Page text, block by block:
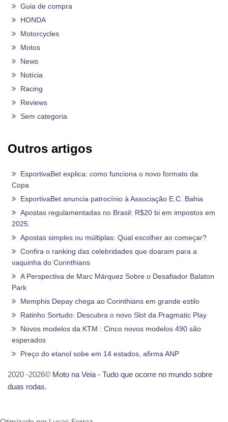
Guia de compra
HONDA
Motorcycles
Motos
News
Notícia
Racing
Reviews
Sem categoria
Outros artigos
EsportivaBet explica: como funciona o novo formato da
Copa
EsportivaBet anuncia patrocínio à Associação E.C. Bahia
Apostas regulamentadas no Brasil: R$20 bi em impostos em
2025.
Apostas simples ou múltiplas: Qual escolher ao começar?
Confira o ranking das celebridades que doaram para a
vaquinha do Corinthians
A Perspectiva de Marc Márquez Sobre o Desafiador Balaton
Park
Memphis Depay chega ao Corinthians em grande estilo
Ratinho Sortudo: Descubra o novo Slot da Pragmatic Play
Novos modelos da KTM : Cinco novos modelos 490 são
esperados
Preço do etanol sobe em 14 estados, afirma ANP
2020 -2026© Moto na Veia - Tudo que ocorre no mundo sobre
duas rodas.